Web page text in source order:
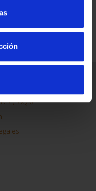
(FAQs)